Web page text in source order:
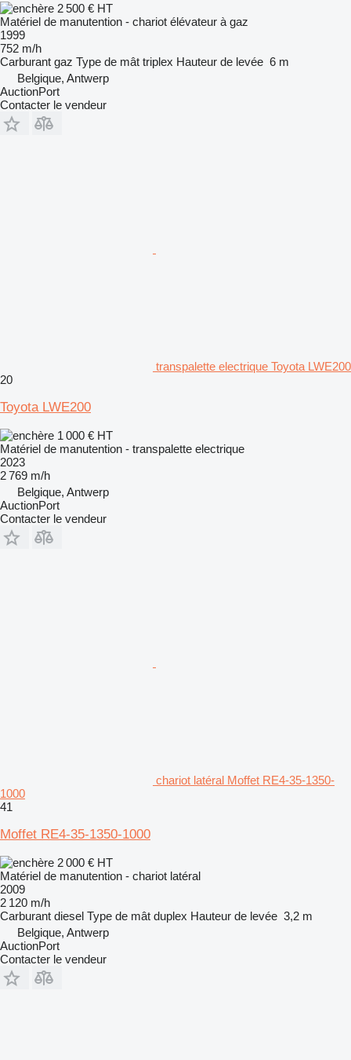
2 500 € HT
Matériel de manutention - chariot élévateur à gaz
1999
752 m/h
Carburant gaz Type de mât triplex Hauteur de levée 6 m
Belgique, Antwerp
AuctionPort
Contacter le vendeur
transpalette electrique Toyota LWE200
20
Toyota LWE200
1 000 € HT
Matériel de manutention - transpalette electrique
2023
2 769 m/h
Belgique, Antwerp
AuctionPort
Contacter le vendeur
chariot latéral Moffet RE4-35-1350-
1000
41
Moffet RE4-35-1350-1000
2 000 € HT
Matériel de manutention - chariot latéral
2009
2 120 m/h
Carburant diesel Type de mât duplex Hauteur de levée 3,2 m
Belgique, Antwerp
AuctionPort
Contacter le vendeur